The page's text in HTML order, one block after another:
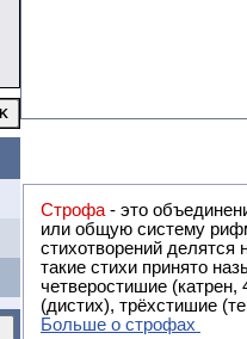
Строфа - это объединение двух
или общую систему рифм, и регулярно или периодически
стихотворений делятся на строфы и т.о. являются строфическими.
такие стихи принято называть астрофическими. Самая популярная строфа в русской поэзии -
четверостишие
(дистих), трёхстишие
Больше о строфах